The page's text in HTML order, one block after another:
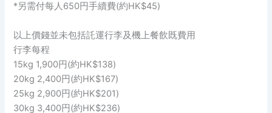
*另需付每人650円手續費(約HK$45)
以上價錢並未包括託運行李及機上餐飲既費用
行李每程
15kg 1,900円(約HK$138)
20kg 2,400円(約HK$167)
25kg 2,900円(約HK$201)
30kg 3,400円(約HK$236)